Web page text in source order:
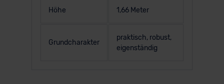
Höhe 1,66 Meter
Grundcharakter
praktisch, robust,
eigenständig